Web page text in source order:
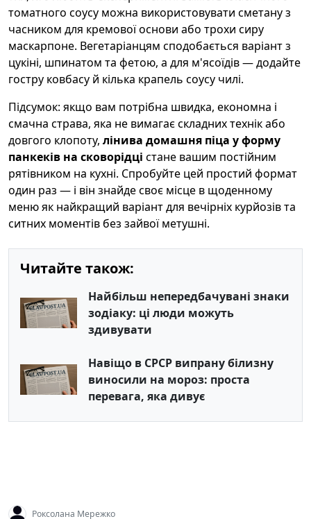
томатного соусу можна використовувати сметану з
часником для кремової основи або трохи сиру
маскарпоне. Вегетаріанцям сподобається варіант з
цукіні, шпинатом та фетою, а для м'ясоїдів — додайте
гостру ковбасу й кілька крапель соусу чилі.
Підсумок: якщо вам потрібна швидка, економна і
смачна страва, яка не вимагає складних технік або
довгого клопоту, лінива домашня піца у форму
панкеків на сковорідці стане вашим постійним
рятівником на кухні. Спробуйте цей простий формат
один раз — і він знайде своє місце в щоденному
меню як найкращий варіант для вечірніх курйозів та
ситних моментів без зайвої метушні.
Читайте також:
Найбільш непередбачувані знаки
зодіаку: ці люди можуть
здивувати
Навіщо в СРСР випрану білизну
виносили на мороз: проста
перевага, яка дивує
Роксолана Мережко